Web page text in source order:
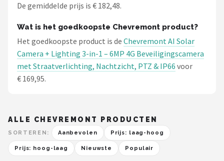
De gemiddelde prijs is € 182,48.
Wat is het goedkoopste Chevremont product?
Het goedkoopste product is de Chevremont AI Solar
Camera + Lighting 3-in-1 – 6MP 4G Beveiligingscamera
met Straatverlichting, Nachtzicht, PTZ & IP66 voor
€ 169,95.
ALLE CHEVREMONT PRODUCTEN
SORTEREN: Aanbevolen Prijs: laag-hoog
Prijs: hoog-laag Nieuwste Populair